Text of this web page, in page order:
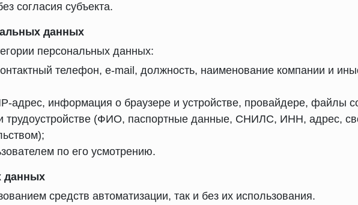
согласия субъекта.
данных
персональных данных:
телефон, e-mail, должность, наименование компании и
адрес, информация о браузере и устройстве, провайдере, файлы
трудоустройстве (ФИО, паспортные данные, СНИЛС, ИНН, адрес,
по его усмотрению.
данных
средств автоматизации, так и без их использования.